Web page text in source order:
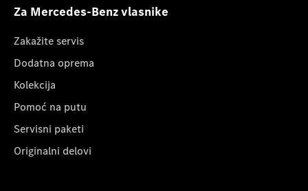
Za Mercedes-Benz vlasnike
Zakažite servis
Dodatna oprema
Kolekcija
Pomoć na putu
Servisni paketi
Originalni delovi